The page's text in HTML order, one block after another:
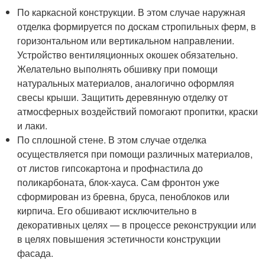
По каркасной конструкции. В этом случае наружная
отделка формируется по доскам стропильных ферм, в
горизонтальном или вертикальном направлении.
Устройство вентиляционных окошек обязательно.
Желательно выполнять обшивку при помощи
натуральных материалов, аналогично оформляя
свесы крыши. Защитить деревянную отделку от
атмосферных воздействий помогают пропитки, краски
и лаки.
По сплошной стене. В этом случае отделка
осуществляется при помощи различных материалов,
от листов гипсокартона и профнастила до
поликарбоната, блок-хауса. Сам фронтон уже
сформирован из бревна, бруса, пеноблоков или
кирпича. Его обшивают исключительно в
декоративных целях — в процессе реконструкции или
в целях повышения эстетичности конструкции
фасада.